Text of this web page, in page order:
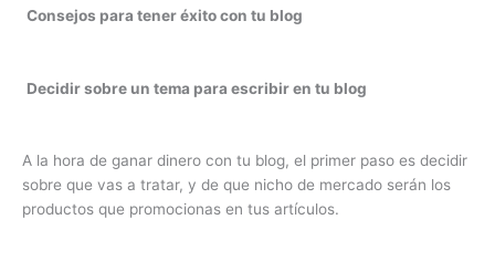
Consejos para tener éxito con tu blog
Decidir sobre un tema para escribir en tu blog
A la hora de ganar dinero con tu blog, el primer paso es decidir
sobre que vas a tratar, y de que nicho de mercado serán los
productos que promocionas en tus artículos.